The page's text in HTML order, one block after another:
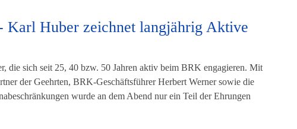
Karl Huber zeichnet langjährig Aktive
die sich seit 25, 40 bzw. 50 Jahren aktiv beim BRK engagieren. Mit
der Geehrten, BRK-Geschäftsführer Herbert Werner sowie die
wurde an dem Abend nur ein Teil der Ehrungen